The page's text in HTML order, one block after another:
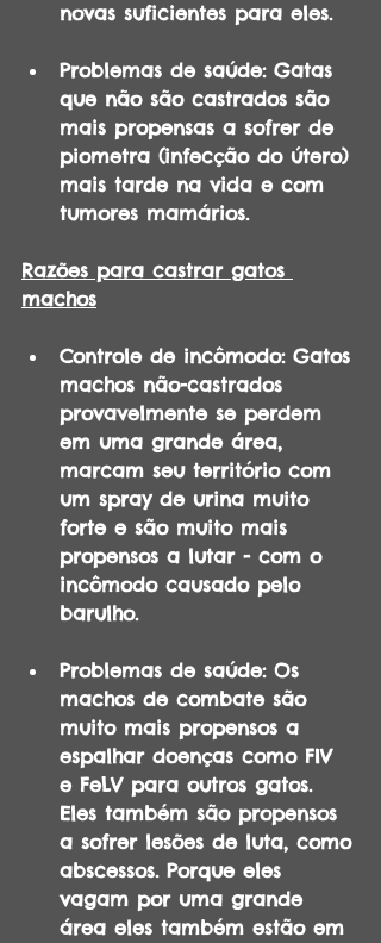
novas suficientes para eles.
Problemas de saúde: Gatas
que não são castrados são
mais propensas a sofrer de
piometra (infecção do útero)
mais tarde na vida e com
tumores mamários.
Razões para castrar gatos
machos
Controle de incômodo: Gatos
machos não-castrados
provavelmente se perdem
em uma grande área,
marcam seu território com
um spray de urina muito
forte e são muito mais
propensos a lutar - com o
incômodo causado pelo
barulho.
Problemas de saúde: Os
machos de combate são
muito mais propensos a
espalhar doenças como FIV
e FeLV para outros gatos.
Eles também são propensos
a sofrer lesões de luta, como
abscessos. Porque eles
vagam por uma grande
área eles também estão em